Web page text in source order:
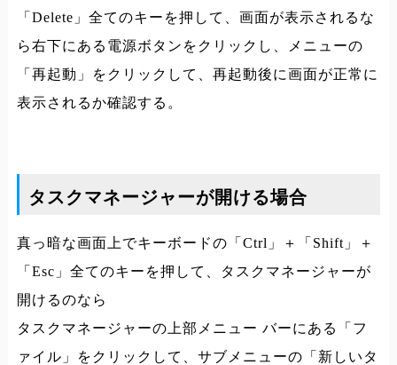
「Delete」全てのキーを押して、画面が表示されるな
ら右下にある電源ボタンをクリックし、メニューの
「再起動」をクリックして、再起動後に画面が正常に
表示されるか確認する。
タスクマネージャーが開ける場合
真っ暗な画面上でキーボードの「Ctrl」＋「Shift」＋
「Esc」全てのキーを押して、タスクマネージャーが
開けるのなら
タスクマネージャーの上部メニュー バーにある「フ
ァイル」をクリックして、サブメニューの「新しいタ